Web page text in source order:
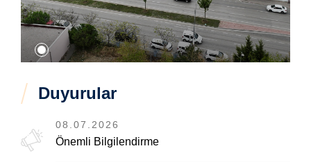
Duyurular
08.07.2026
Önemli Bilgilendirme